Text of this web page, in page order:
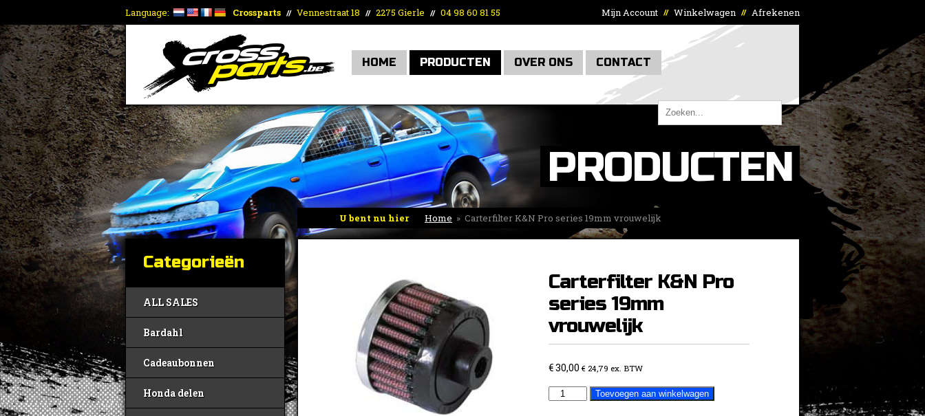
Language: Crossparts // Vennestraat 18 // 2275 Gierle // 04 98 60 81 55 Mijn Account // Winkelwagen // Afrekenen
HOME PRODUCTEN OVER ONS CONTACT
PRODUCTEN
U bent nu hier Home » Carterfilter K&N Pro series 19mm vrouwelijk
Categorieën
ALL SALES
Bardahl
Cadeaubonnen
Honda delen
Carterfilter K&N Pro
series 19mm
vrouwelijk
€30,00 € 24,79 ex. BTW
CarterfilterToevoegen aan winkelwagen